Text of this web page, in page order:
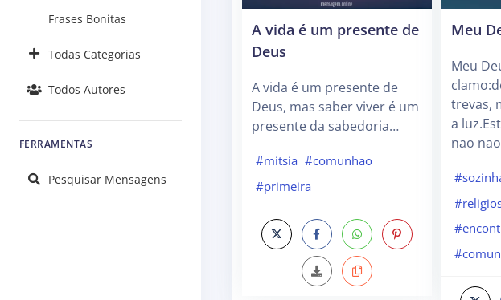
Frases Bonitas
Todas Categorias
Todos Autores
FERRAMENTAS
Pesquisar Mensagens
A vida é um presente de
Deus
A vida é um presente de
Deus, mas saber viver é um
presente da sabedoria…
#mitsia #comunhao
#primeira
Meu
Meu
trevas,
a
nao